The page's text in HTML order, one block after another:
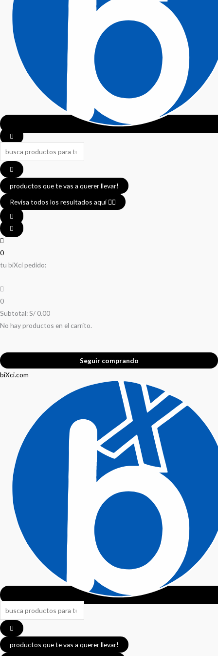
productos que te vas a querer llevar!
Revisa todos los resultados aquí 👈🏼
0
tu biXci pedido:
0
Subtotal:S/ 0.00
No hay productos en el carrito.
Seguir comprando
biXci.com
productos que te vas a querer llevar!